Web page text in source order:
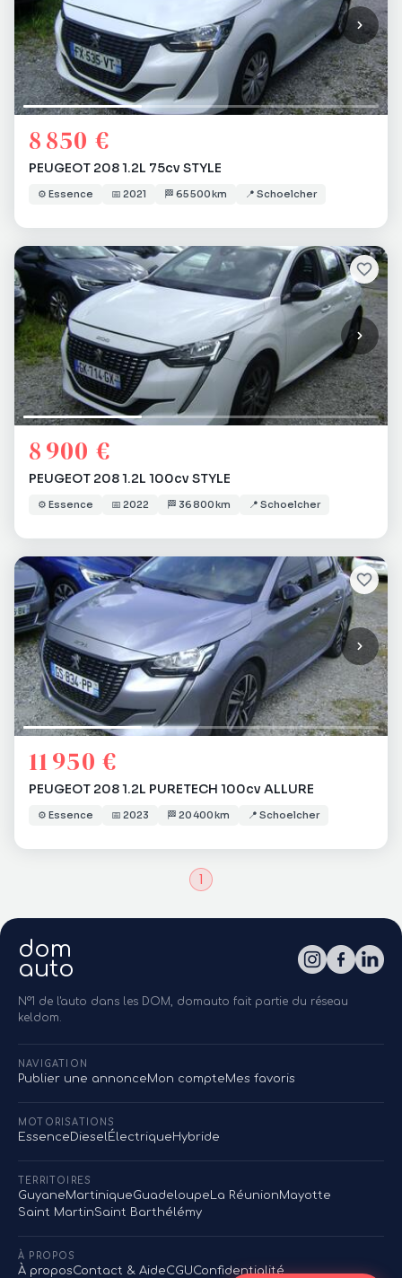
8 850 €
PEUGEOT 208 1.2L 75cv STYLE
⚙️ Essence 📅 2021 🏁 65 500 km 📍 Schoelcher
8 900 €
PEUGEOT 208 1.2L 100cv STYLE
⚙️ Essence 📅 2022 🏁 36 800 km 📍 Schoelcher
11 950 €
PEUGEOT 208 1.2L PURETECH 100cv ALLURE
⚙️ Essence 📅 2023 🏁 20 400 km 📍 Schoelcher
1
dom
auto
N°1 de l'auto dans les DOM, domauto fait partie du réseau
keldom.
NAVIGATION
Publier une annonceMon compteMes favoris
MOTORISATIONS
Essence Diesel ÉlectriqueHybride
TERRITOIRES
GuyaneMartiniqueGuadeloupeLa RéunionMayotte
Saint MartinSaint Barthélémy
À PROPOS
À proposContact & AideCGUConfidentialité